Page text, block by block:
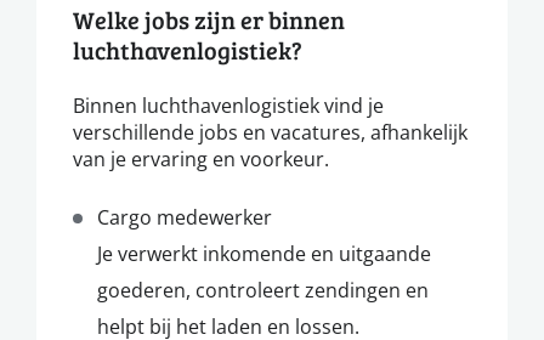
Welke jobs zijn er binnen
luchthavenlogistiek?
Binnen luchthavenlogistiek vind je
verschillende jobs en vacatures, afhankelijk
van je ervaring en voorkeur.
Cargo medewerker
Je verwerkt inkomende en uitgaande
goederen, controleert zendingen en
helpt bij het laden en lossen.